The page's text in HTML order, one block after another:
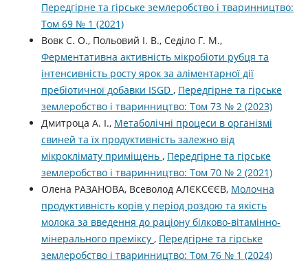
Передгірне та гірське землеробство і тваринництво:
Том 69 № 1 (2021)
Вовк С. О., Польовий І. В., Седіло Г. М.,
Ферментативна активність мікробіоти рубця та
інтенсивність росту ярок за аліментарної дії
пребіотичної добавки ISGD , Передгірне та гірське
землеробство і тваринництво: Том 73 № 2 (2023)
Дмитроца А. І., Метаболічні процеси в організмі
свиней та їх продуктивність залежно від
мікроклімату приміщень , Передгірне та гірське
землеробство і тваринництво: Том 70 № 2 (2021)
Олена РАЗАНОВА, Всеволод АЛЄКСЄЄВ, Молочна
продуктивність корів у період роздою та якість
молока за введення до раціону білково-вітамінно-
мінерального преміксу , Передгірне та гірське
землеробство і тваринництво: Том 76 № 1 (2024)